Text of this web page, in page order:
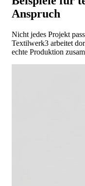
Anspruch
Nicht jedes Projekt
Textilwerk3 arbeitet
echte Produktion